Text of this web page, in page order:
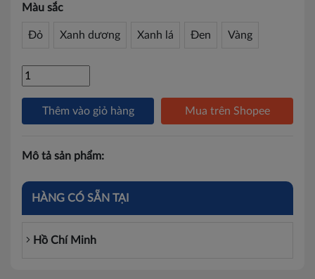
Màu sắc
Đỏ Xanh dương Xanh lá Đen Vàng
Thêm vào giỏ hàng Mua trên Shopee
Mô tả sản phẩm:
HÀNG CÓ SẴN TẠI
Hồ Chí Minh